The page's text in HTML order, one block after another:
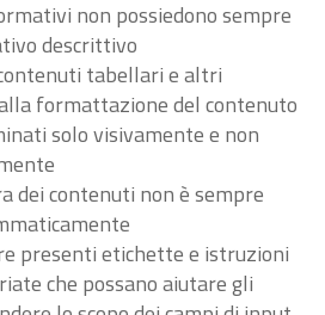
non possiedono sempre
descrittivo
tabellari e altri
formattazione del contenuto
solo visivamente e non
dei contenuti non è sempre
presenti etichette e istruzioni
che possano aiutare gli